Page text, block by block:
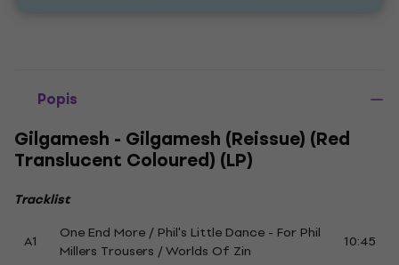
Popis
Gilgamesh - Gilgamesh (Reissue) (Red
Translucent Coloured) (LP)
Tracklist
A1
One End More / Phil's Little Dance - For Phil
Millers Trousers / Worlds Of Zin
10:45